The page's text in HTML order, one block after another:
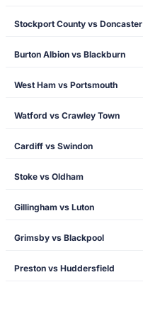
Stockport County vs Doncaster
Burton Albion vs Blackburn
West Ham vs Portsmouth
Watford vs Crawley Town
Cardiff vs Swindon
Stoke vs Oldham
Gillingham vs Luton
Grimsby vs Blackpool
Preston vs Huddersfield